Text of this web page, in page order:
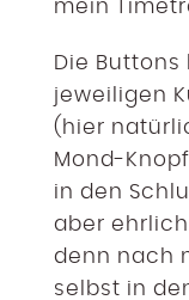
mein
Die
jeweiligen
(hier
Mond-
in den
aber
denn nach
selbst in